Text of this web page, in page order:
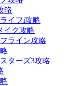
略
イフi攻略
イク攻略
ライン攻略
ターズ3攻略